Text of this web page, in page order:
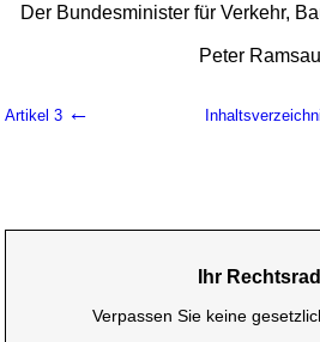
V. v. 07.03.2013BGBl. I S. 466(Nr. 13 );
Drucksachen / Entwurf /
Der Bundesminister für Verkehr,
Peter
Artikel 3 ←
Ihr
Verpassen Sie keine